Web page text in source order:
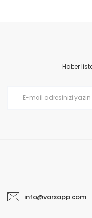
Haber
info@varsapp.com